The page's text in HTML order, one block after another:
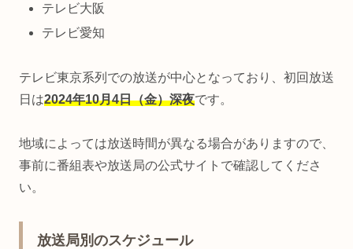
テレビ大阪
テレビ愛知
テレビ東京系列での放送が中心となっており、初回放送
日は2024年10月4日（金）深夜です。
地域によっては放送時間が異なる場合がありますので、
事前に番組表や放送局の公式サイトで確認してくださ
い。
放送局別のスケジュール